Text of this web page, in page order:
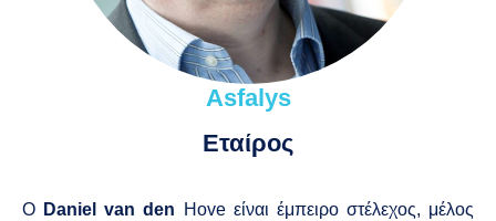
Asfalys
Εταίρος
Ο Daniel van den Hove είναι έμπειρο στέλεχος, μέλος